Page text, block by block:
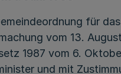
für
vom 13.
1987 vom 6.
und mit